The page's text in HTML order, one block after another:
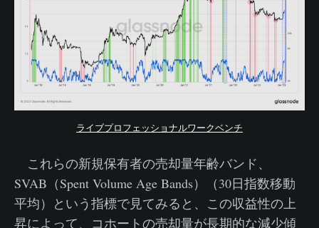
ライブプロフェッショナルワークベンチ
これらの新規保有者の売却量年齢バンド、
SVAB（Spent Volume Age Bands）（30日指数移動
平均）という指標で見てみると、この収益性の上
昇によって、コホートの売却量が長期的な減少傾